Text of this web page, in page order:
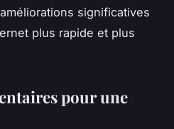
significatives
plus rapide et plus
pour une